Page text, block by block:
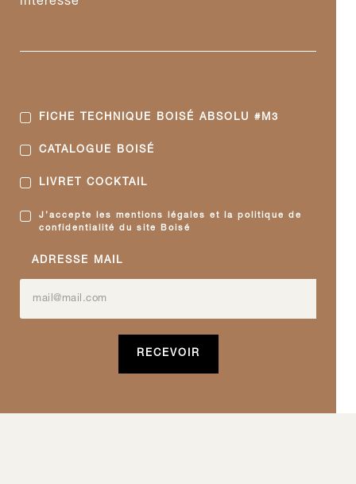
FICHE TECHNIQUE BOISÉ ABSOLU #M3
CATALOGUE BOISÉ
LIVRET COCKTAIL
J’accepte les mentions légales et la politique de
confidentialité du site Boisé
ADRESSE MAIL